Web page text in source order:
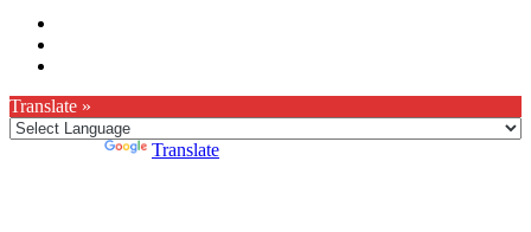
Translate »
Translate